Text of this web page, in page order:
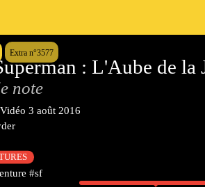
Extra n°3577
: L'Aube de la
note
Vidéo 3 août 2016
#sf